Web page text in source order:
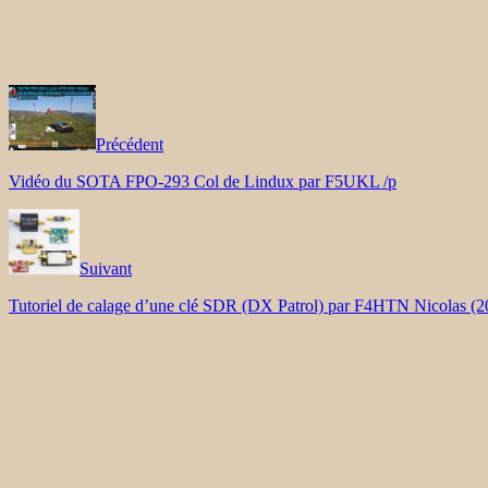
Précédent
Vidéo du SOTA FPO-293 Col de Lindux par F5UKL /p
Suivant
Tutoriel de calage d’une clé SDR (DX Patrol) par F4HTN Nicolas